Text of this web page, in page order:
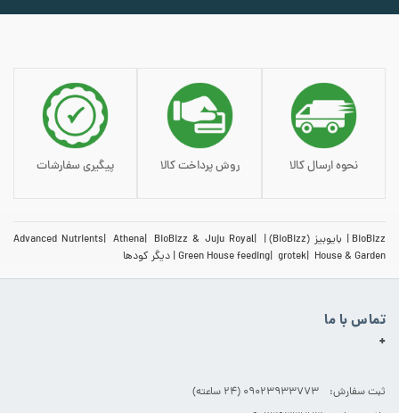
نحوه ارسال کالا روش پرداخت کالا پیگیری سفارشات
BioBizz بایوبیز (BioBizz) Advanced Nutrients Athena
BioBizz & Juju Royal
Green House feeding grotek House & Garden دیگر کودها
تماس با ما
+
ثبت سفارش: 09023933773 (۲۴ ساعته)